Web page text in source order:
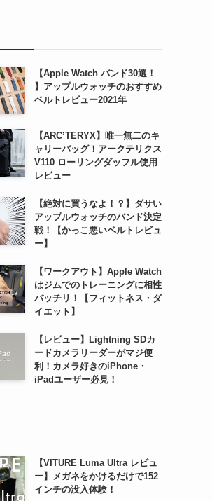
【Apple Watch バンド30選！
】アップルウォッチのおすすめ
ベルトレビュー2021年
【ARC’TERYX】唯一無二のキ
ャリーバッグ！アークテリクス
V110 ローリングダッフル使用
レビュー
【絶対に買うなよ！？】ダサい
アップルウォッチのバンド決定
戦！【かっこ悪いベルトレビュ
ー】
【ワークアウト】Apple Watch
はジムでのトレーニングに相性
バッチリ！【フィットネス・ダ
イエット】
【レビュー】Lightning SDカ
ードカメラリーダーがマジ便
利！カメラ好きのiPhone・
iPadユーザー必見！
【VITURE Luma Ultra レビュ
ー】メガネをかけるだけで152
インチの没入体験！